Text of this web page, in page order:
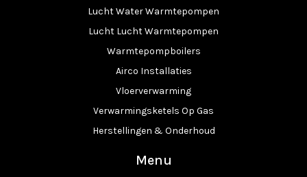
Lucht Water Warmtepompen
Lucht Lucht Warmtepompen
Warmtepompboilers
Airco Installaties
Vloerverwarming
Verwarmingsketels Op Gas
Herstellingen & Onderhoud
Menu